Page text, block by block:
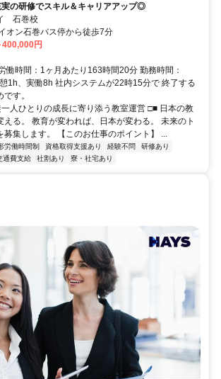
の研修でスキル＆キャリアアップ◎
石巻校
オン石巻バス停から徒歩7分
400,000円
働時間：1ヶ月あたり163時間20分 勤務時間：
1h、実働8h 社内システムが22時15分で 終了する
す。
人ひとりの成長に寄り添う教室運営 □■ 日本の教
える。 教育が変われば、日本が変わる。 未来のト
募集します。 【このお仕事のポイント】 ...
労働時間制 資格取得支援あり 経験不問
研修あり
通費支給 社割あり 寮・社宅あり